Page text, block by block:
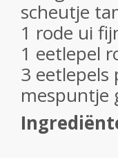
scheutje
1 rode ui
1 eetlepel
3
mespuntje